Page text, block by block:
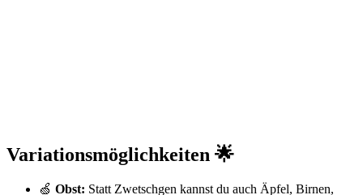
Variationsmöglichkeiten 🌟
🍏 Obst: Statt Zwetschgen kannst du auch Äpfel, Birnen,